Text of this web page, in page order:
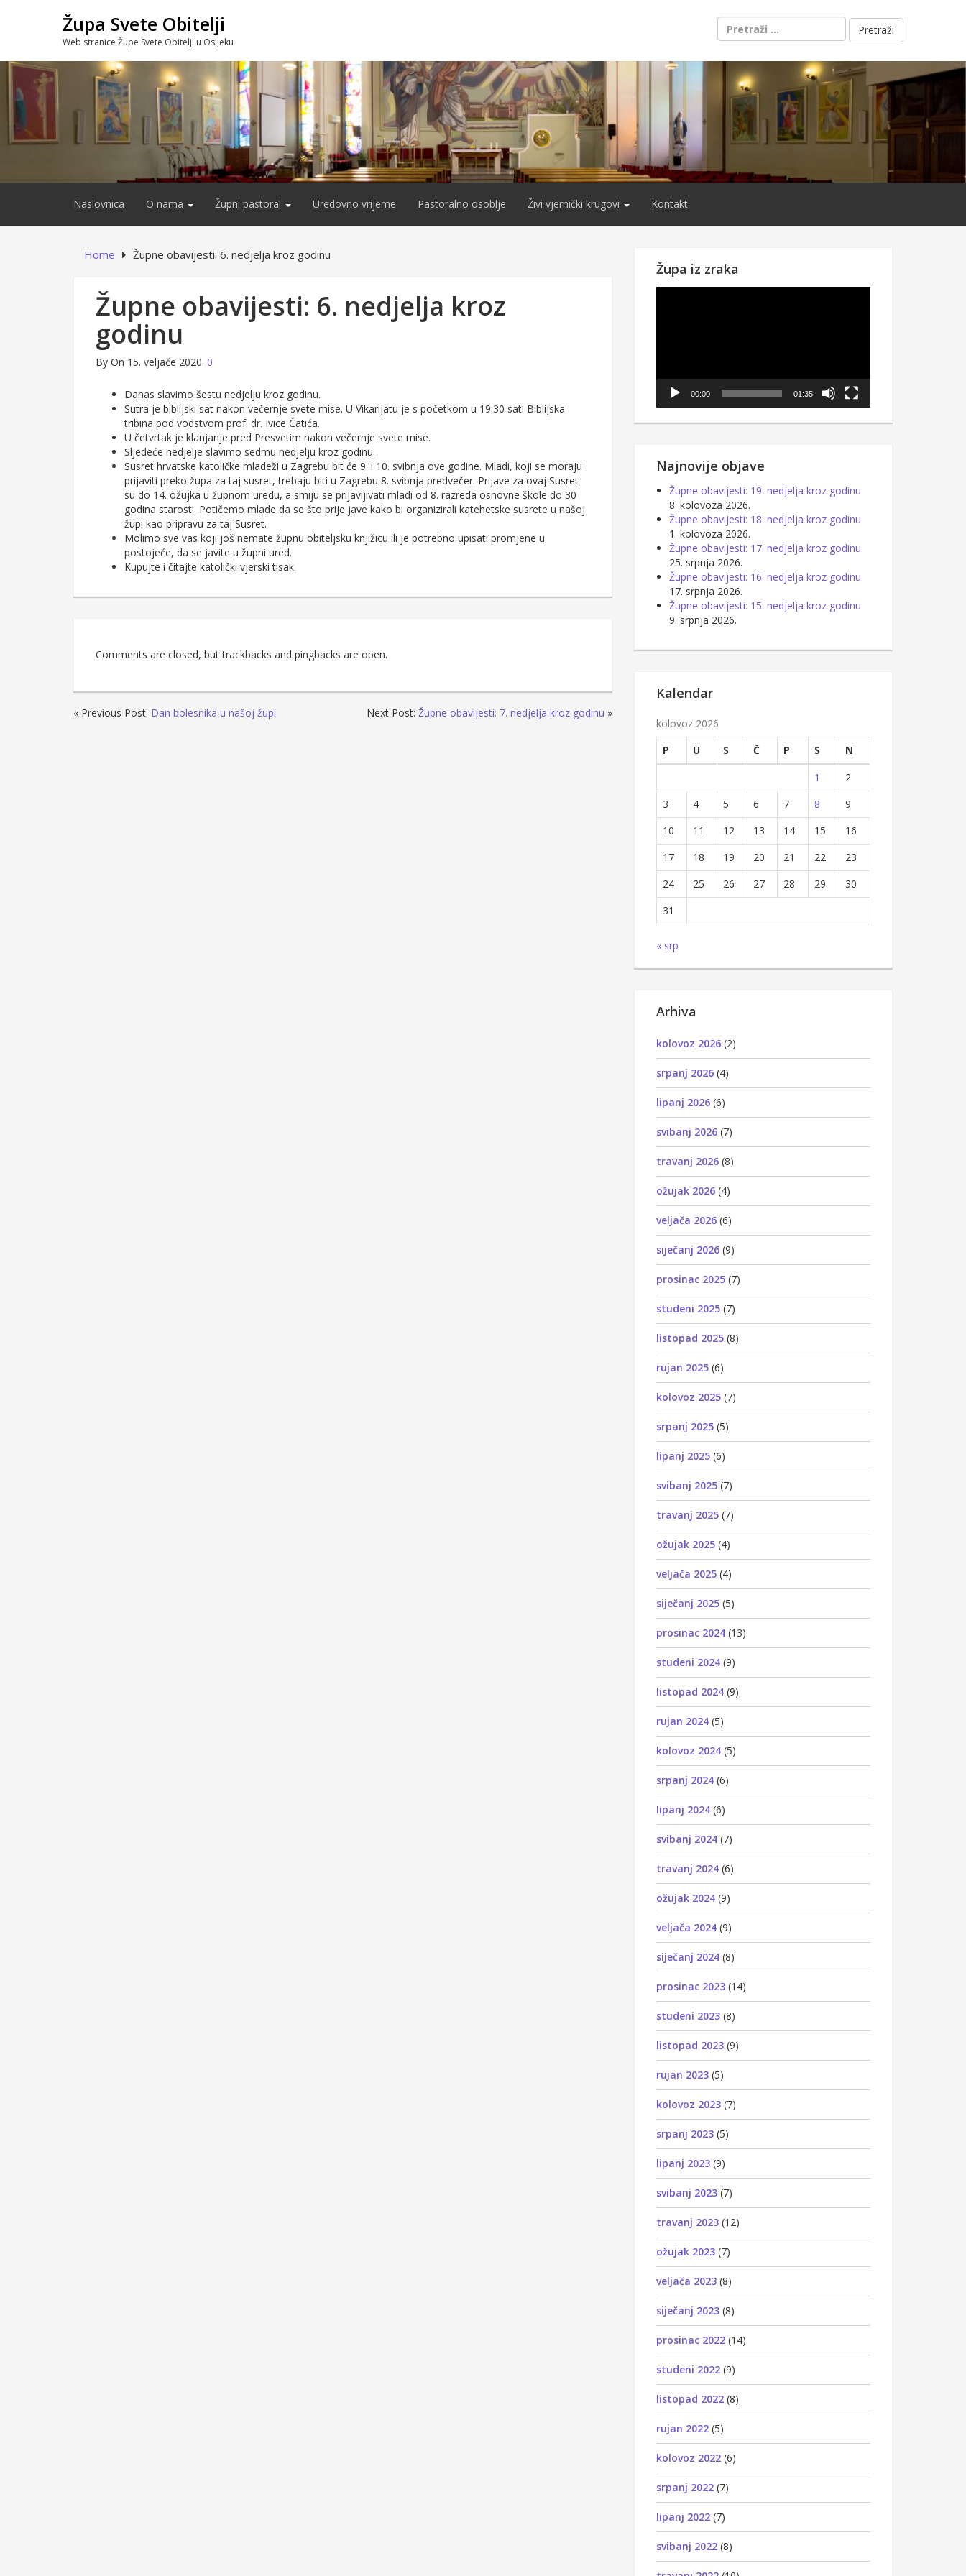
Župa Svete Obitelji
Web stranice Župe Svete Obitelji u Osijeku
Pretraži:
Naslovnica O nama Župni pastoral Uredovno vrijeme Pastoralno osoblje Živi vjernički krugovi Kontakt
Home Župne obavijesti: 6. nedjelja kroz godinu
Župne obavijesti: 6. nedjelja kroz
godinu
By On 15. veljače 2020. 0
Danas slavimo šestu nedjelju kroz godinu.
Sutra je biblijski sat nakon večernje svete mise. U Vikarijatu je s početkom u 19:30 sati Biblijska
tribina pod vodstvom prof. dr. Ivice Čatića.
U četvrtak je klanjanje pred Presvetim nakon večernje svete mise.
Sljedeće nedjelje slavimo sedmu nedjelju kroz godinu.
Susret hrvatske katoličke mladeži u Zagrebu bit će 9. i 10. svibnja ove godine. Mladi, koji se moraju
prijaviti preko župa za taj susret, trebaju biti u Zagrebu 8. svibnja predvečer. Prijave za ovaj Susret
su do 14. ožujka u župnom uredu, a smiju se prijavljivati mladi od 8. razreda osnovne škole do 30
godina starosti. Potičemo mlade da se što prije jave kako bi organizirali katehetske susrete u našoj
župi kao pripravu za taj Susret.
Molimo sve vas koji još nemate župnu obiteljsku knjižicu ili je potrebno upisati promjene u
postojeće, da se javite u župni ured.
Kupujte i čitajte katolički vjerski tisak.
Comments are closed, but trackbacks and pingbacks are open.
« Previous Post: Dan bolesnika u našoj župi Next Post: Župne obavijesti: 7. nedjelja kroz godinu »
Župa iz zraka
00:00 01:35
Najnovije objave
Župne obavijesti: 19. nedjelja kroz godinu
8. kolovoza 2026.
Župne obavijesti: 18. nedjelja kroz godinu
1. kolovoza 2026.
Župne obavijesti: 17. nedjelja kroz godinu
25. srpnja 2026.
Župne obavijesti: 16. nedjelja kroz godinu
17. srpnja 2026.
Župne obavijesti: 15. nedjelja kroz godinu
9. srpnja 2026.
Kalendar
kolovoz 2026
P
U S Č P S
N
1
2
3
4 5 6 7 8
9
10
11 12 13 14 15
16
17
18 19 20 21 22
23
24
25 26 27 28 29
30
31
« srp
Arhiva
kolovoz 2026 (2)
srpanj 2026 (4)
lipanj 2026 (6)
svibanj 2026 (7)
travanj 2026 (8)
ožujak 2026 (4)
veljača 2026 (6)
siječanj 2026 (9)
prosinac 2025 (7)
studeni 2025 (7)
listopad 2025 (8)
rujan 2025 (6)
kolovoz 2025 (7)
srpanj 2025 (5)
lipanj 2025 (6)
svibanj 2025 (7)
travanj 2025 (7)
ožujak 2025 (4)
veljača 2025 (4)
siječanj 2025 (5)
prosinac 2024 (13)
studeni 2024 (9)
listopad 2024 (9)
rujan 2024 (5)
kolovoz 2024 (5)
srpanj 2024 (6)
lipanj 2024 (6)
svibanj 2024 (7)
travanj 2024 (6)
ožujak 2024 (9)
veljača 2024 (9)
siječanj 2024 (8)
prosinac 2023 (14)
studeni 2023 (8)
listopad 2023 (9)
rujan 2023 (5)
kolovoz 2023 (7)
srpanj 2023 (5)
lipanj 2023 (9)
svibanj 2023 (7)
travanj 2023 (12)
ožujak 2023 (7)
veljača 2023 (8)
siječanj 2023 (8)
prosinac 2022 (14)
studeni 2022 (9)
listopad 2022 (8)
rujan 2022 (5)
kolovoz 2022 (6)
srpanj 2022 (7)
lipanj 2022 (7)
svibanj 2022 (8)